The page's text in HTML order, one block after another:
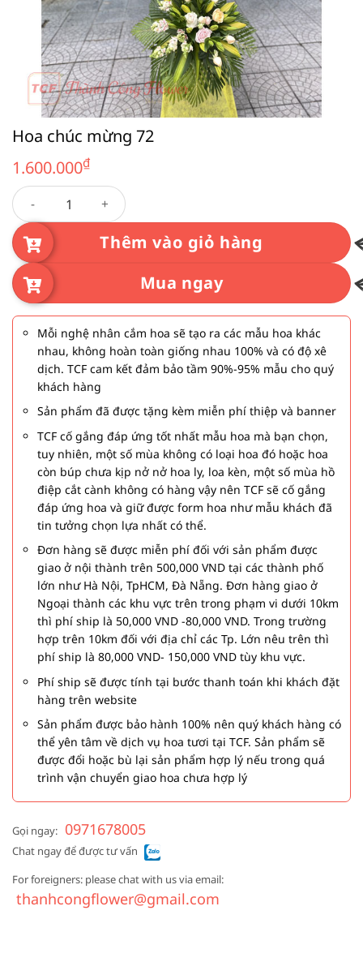
Hoa chúc mừng 72
1.600.000₫
Hoa chúc mừng 72 số lượng
Thêm vào giỏ hàng
Mua ngay
Mỗi nghệ nhân cắm hoa sẽ tạo ra các mẫu hoa khác
nhau, không hoàn toàn giống nhau 100% và có độ xê
dịch. TCF cam kết đảm bảo tầm 90%-95% mẫu cho quý
khách hàng
Sản phẩm đã được tặng kèm miễn phí thiệp và banner
TCF cố gắng đáp ứng tốt nhất mẫu hoa mà bạn chọn,
tuy nhiên, một số mùa không có loại hoa đó hoặc hoa
còn búp chưa kịp nở nở hoa ly, loa kèn, một số mùa hồ
điệp cắt cành không có hàng vậy nên TCF sẽ cố gắng
đáp ứng hoa và giữ được form hoa như mẫu khách đã
tin tưởng chọn lựa nhất có thể.
Đơn hàng sẽ được miễn phí đối với sản phẩm được
giao ở nội thành trên 500,000 VND tại các thành phố
lớn như Hà Nội, TpHCM, Đà Nẵng. Đơn hàng giao ở
Ngoại thành các khu vực trên trong phạm vi dưới 10km
thì phí ship là 50,000 VND -80,000 VND. Trong trường
hợp trên 10km đối với địa chỉ các Tp. Lớn nêu trên thì
phí ship là 80,000 VND- 150,000 VND tùy khu vực.
Phí ship sẽ được tính tại bước thanh toán khi khách đặt
hàng trên website
Sản phẩm được bảo hành 100% nên quý khách hàng có
thể yên tâm về dịch vụ hoa tươi tại TCF. Sản phẩm sẽ
được đổi hoặc bù lại sản phẩm hợp lý nếu trong quá
trình vận chuyển giao hoa chưa hợp lý
Gọi ngay: 0971678005
Chat ngay để được tư vấn
For foreigners: please chat with us via email:
thanhcongflower@gmail.com